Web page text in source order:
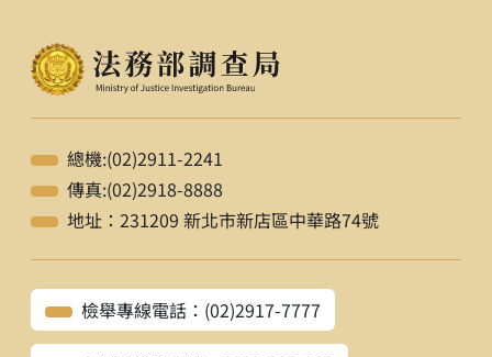
總機:(02)2911-2241
傳真:(02)2918-8888
地址：231209 新北市新店區中華路74號
檢舉專線電話：(02)2917-7777